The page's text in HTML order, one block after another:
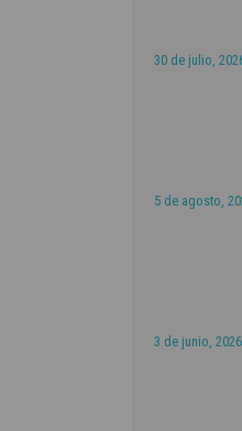
30 de julio,
5 de agosto,
3 de junio, 2026